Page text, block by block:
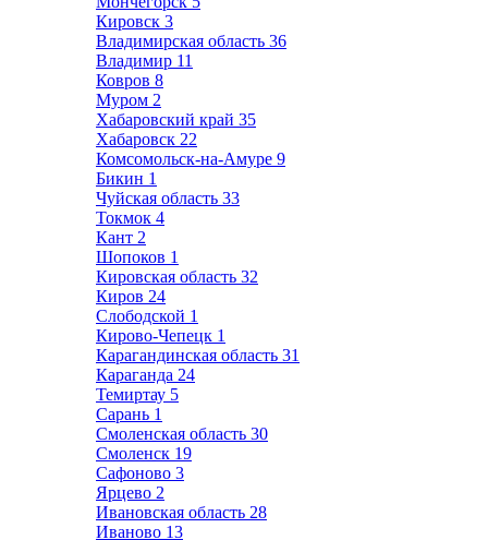
Кировск 3
Владимирская область 36
Владимир 11
Ковров 8
Муром 2
Хабаровский край 35
Хабаровск 22
Комсомольск-на-Амуре 9
Бикин 1
Чуйская область 33
Токмок 4
Кант 2
Шопоков 1
Кировская область 32
Киров 24
Слободской 1
Кирово-Чепецк 1
Карагандинская область 31
Караганда 24
Темиртау 5
Сарань 1
Смоленская область 30
Смоленск 19
Сафоново 3
Ярцево 2
Ивановская область 28
Иваново 13